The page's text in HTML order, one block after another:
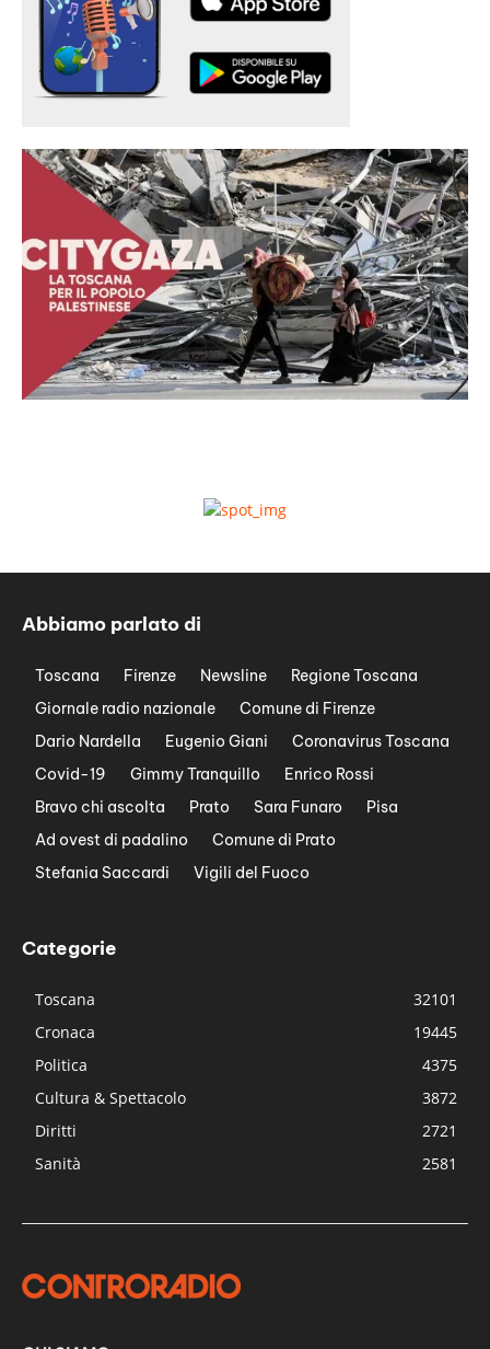
Abbiamo parlato di
Toscana Firenze Newsline
Regione Toscana
Giornale radio nazionale
Comune di Firenze
Dario Nardella
Eugenio Giani
Coronavirus Toscana
Covid-19
Gimmy Tranquillo
Enrico Rossi
Bravo chi ascolta
Prato Sara Funaro
Pisa
Ad ovest di padalino
Comune di Prato
Stefania Saccardi
Vigili del Fuoco
Categorie
Toscana
32101
Cronaca
19445
Politica
4375
Cultura & Spettacolo
3872
Diritti
2721
Sanità
2581